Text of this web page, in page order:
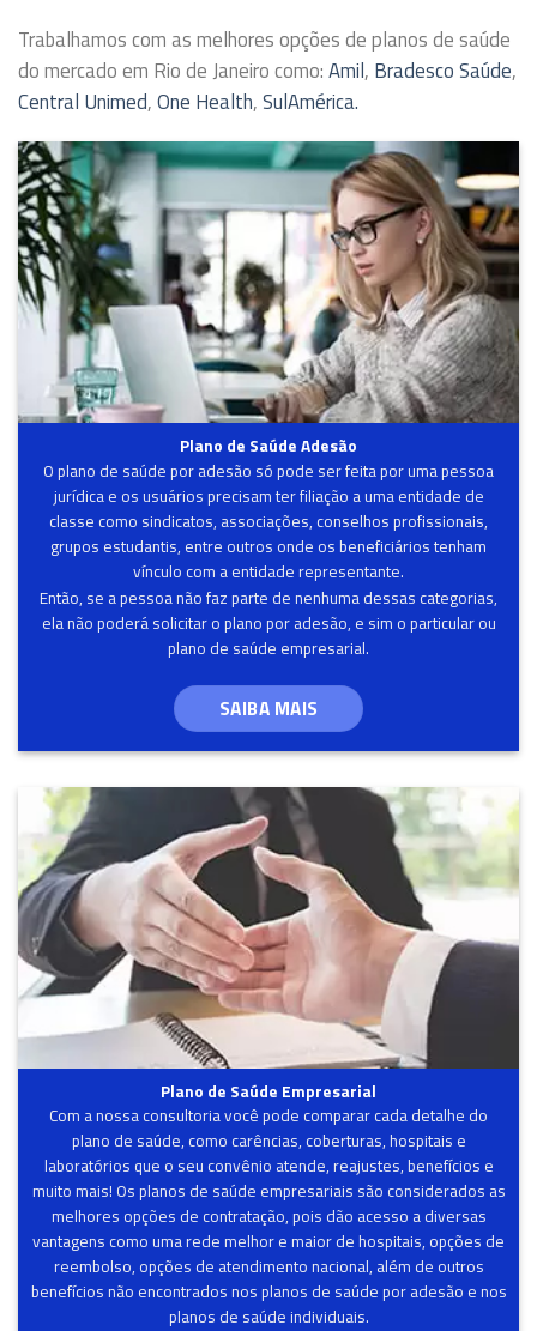
Trabalhamos com as melhores opções de planos de saúde
do mercado em Rio de Janeiro como:Amil, Bradesco Saúde,
Central Unimed,One Health,SulAmérica.
Plano de Saúde Adesão
O plano de saúde por adesão só pode ser feita por uma pessoa
jurídica e os usuários precisam ter filiação a uma entidade de
classe como sindicatos, associações, conselhos profissionais,
grupos estudantis, entre outros onde os beneficiários tenham
vínculo com a entidade representante.
Então, se a pessoa não faz parte de nenhuma dessas categorias,
ela não poderá solicitar o plano por adesão, e sim o particular ou
plano de saúde empresarial.
SAIBA MAIS
Plano de Saúde Empresarial
Com a nossa consultoria você pode comparar cada detalhe do
plano de saúde, como carências, coberturas, hospitais e
laboratórios que o seu convênio atende, reajustes, benefícios e
muito mais! Os planos de saúde empresariais são considerados as
melhores opções de contratação, pois dão acesso a diversas
vantagens como uma rede melhor e maior de hospitais, opções de
reembolso, opções de atendimento nacional, além de outros
benefícios não encontrados nos planos de saúde por adesão e nos
planos de saúde individuais.